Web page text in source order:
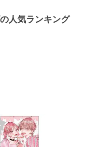
人気ランキング